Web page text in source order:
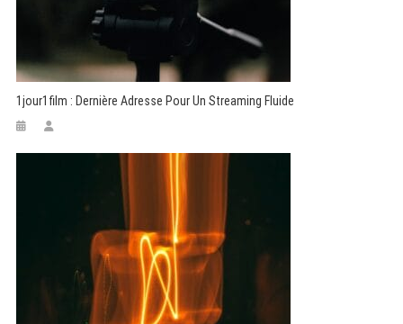
1jour1film : Dernière Adresse Pour Un Streaming Fluide